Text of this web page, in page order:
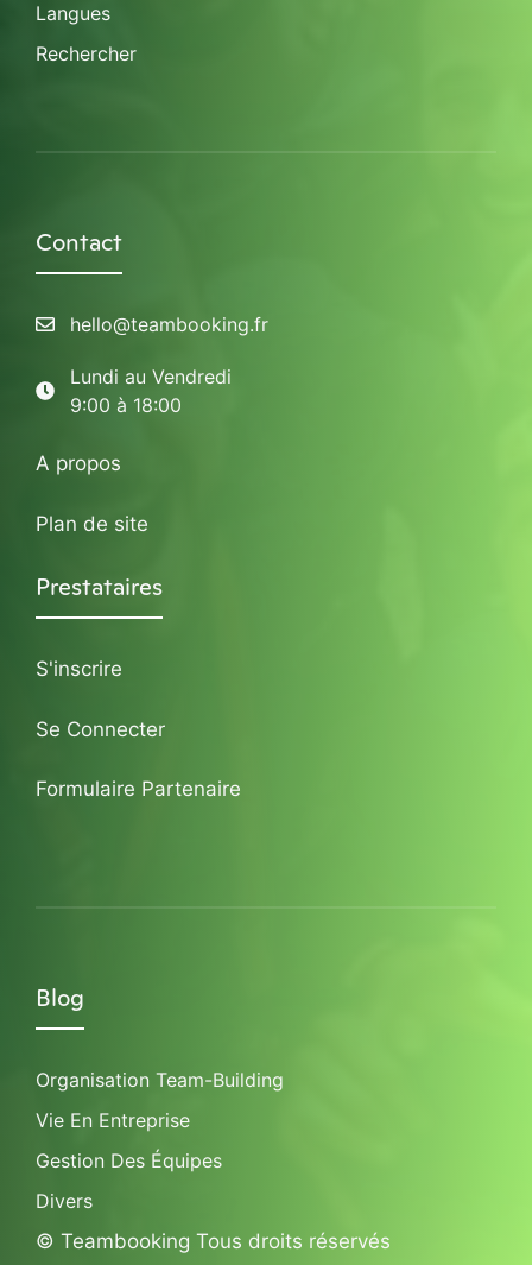
Langues
Rechercher
Contact
hello@teambooking.fr
Lundi au Vendredi
9:00 à 18:00
A propos
Plan de site
Prestataires
S'inscrire
Se Connecter
Formulaire Partenaire
Blog
Organisation Team-Building
Vie En Entreprise
Gestion Des Équipes
Divers
© Teambooking Tous droits réservés